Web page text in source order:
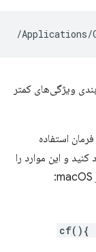
ویژگی‌های کمتر
استفاده
و این موارد را
cf(){